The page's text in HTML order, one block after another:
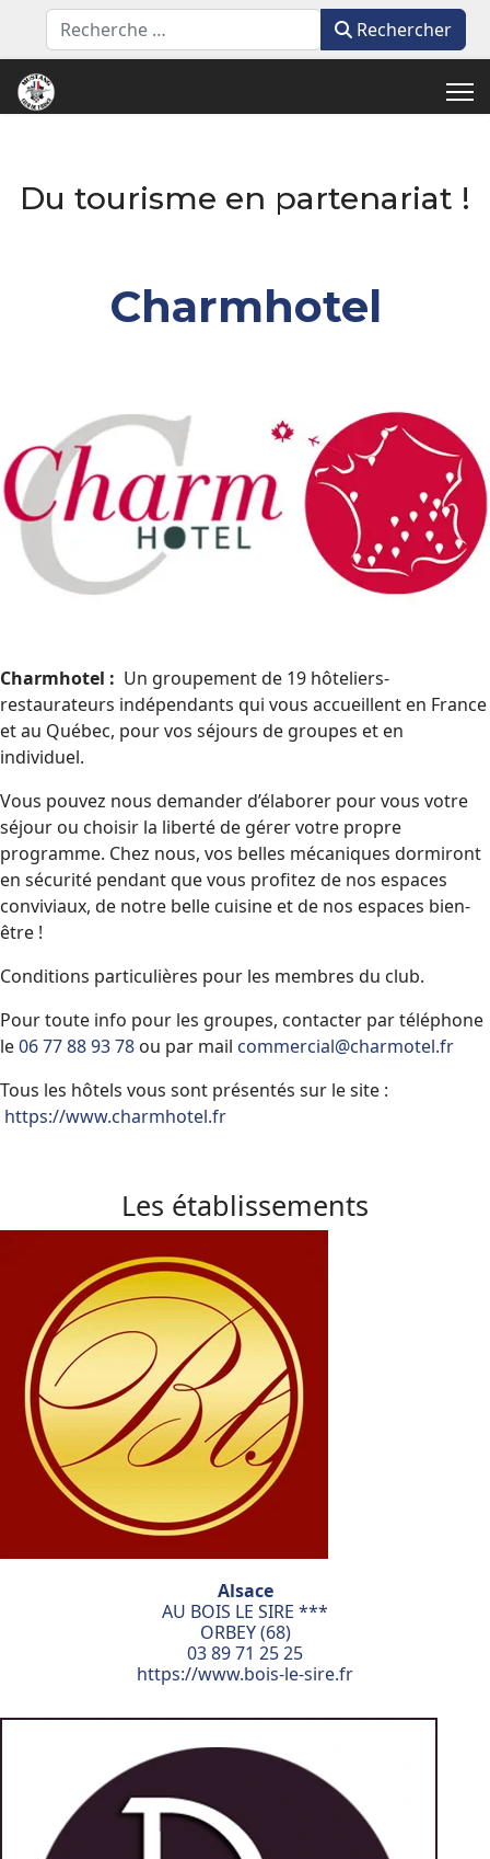
Rechercher Rechercher
Du tourisme en partenariat !
Charmhotel
Charmhotel : Un groupement de 19 hôteliers-
restaurateurs indépendants qui vous accueillent en France
et au Québec, pour vos séjours de groupes et en
individuel.
Vous pouvez nous demander d’élaborer pour vous votre
séjour ou choisir la liberté de gérer votre propre
programme. Chez nous, vos belles mécaniques dormiront
en sécurité pendant que vous profitez de nos espaces
conviviaux, de notre belle cuisine et de nos espaces bien-
être !
Conditions particulières pour les membres du club.
Pour toute info pour les groupes, contacter par téléphone
le06 77 88 93 78 ou par mail commercial@charmotel.fr
Tous les hôtels vous sont présentés sur le site :
https://www.charmhotel.fr
Les établissements
Alsace
AU BOIS LE SIRE ***
ORBEY (68)
03 89 71 25 25
https://www.bois-le-sire.fr